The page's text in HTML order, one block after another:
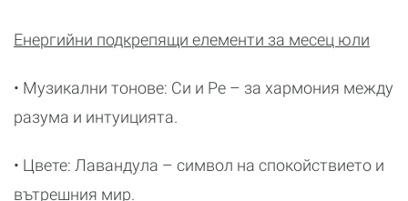
Енергийни подкрепящи елементи за месец юли
• Музикални тонове: Си и Ре – за хармония между
разума и интуицията.
• Цвете: Лавандула – символ на спокойствието и
вътрешния мир.